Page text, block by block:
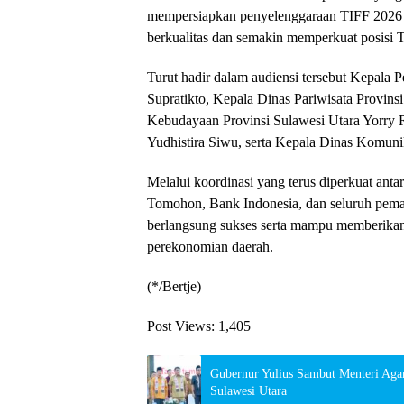
mempersiapkan penyelenggaraan TIFF
berkualitas dan semakin memperkuat posisi
Turut hadir dalam audiensi tersebut Kepala
Supratikto, Kepala Dinas Pariwisata
Kebudayaan Provinsi Sulawesi Utara Yorry
Yudhistira Siwu, serta Kepala Dinas
Melalui koordinasi yang terus diperkuat
Tomohon, Bank Indonesia, dan seluruh
berlangsung sukses serta mampu
perekonomian daerah.
(*/Bertje)
Post Views: 1,405
Gubernur Yulius Sambut Menteri
Sulawesi Utara